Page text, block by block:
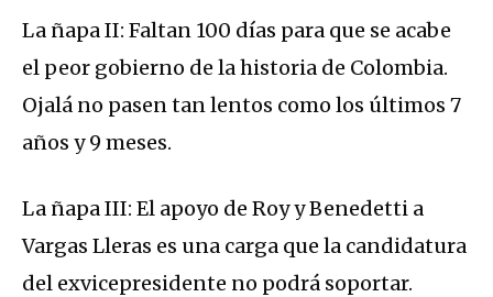
La ñapa II: Faltan 100 días para que se acabe
el peor gobierno de la historia de Colombia.
Ojalá no pasen tan lentos como los últimos 7
años y 9 meses.
La ñapa III: El apoyo de Roy y Benedetti a
Vargas Lleras es una carga que la candidatura
del exvicepresidente no podrá soportar.